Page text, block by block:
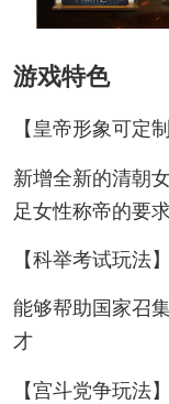
游戏特色
【皇帝形象可定制
新增全新的清朝
足女性称帝的要
【科举考试玩法】
能够帮助国家召
才
【宫斗党争玩法】